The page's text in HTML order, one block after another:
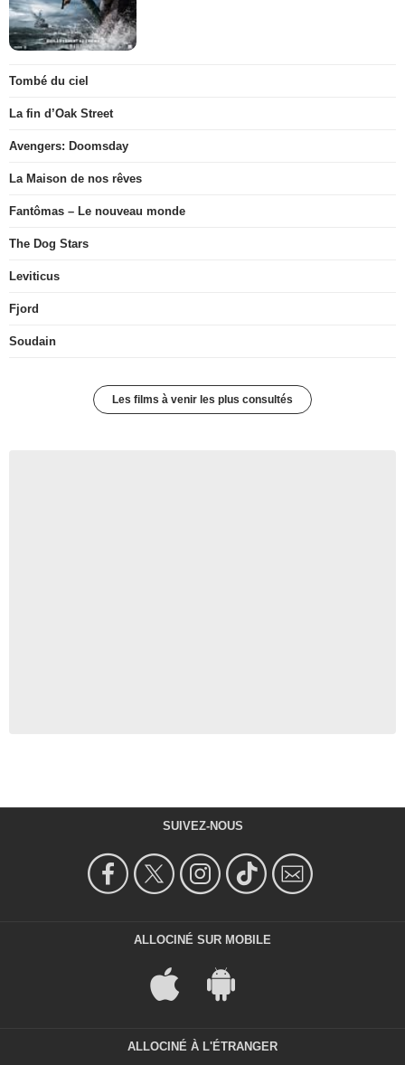
Tombé du ciel
La fin d’Oak Street
Avengers: Doomsday
La Maison de nos rêves
Fantômas – Le nouveau monde
The Dog Stars
Leviticus
Fjord
Soudain
Les films à venir les plus consultés
SUIVEZ-NOUS
ALLOCINÉ SUR MOBILE
ALLOCINÉ À L'ÉTRANGER